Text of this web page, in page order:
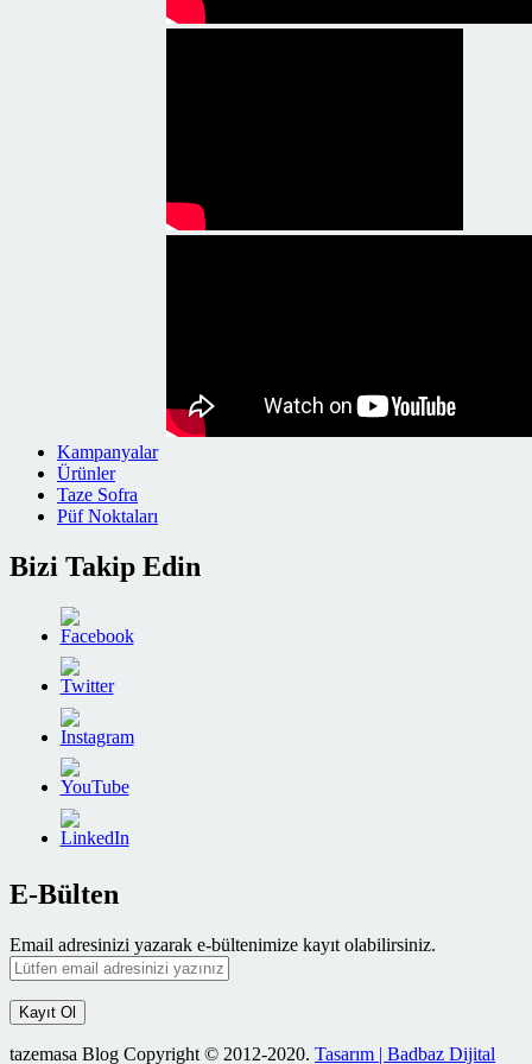
Kampanyalar
Ürünler
Taze Sofra
Püf Noktaları
Bizi Takip Edin
E-Bülten
Email adresinizi yazarak e-bültenimize kayıt olabilirsiniz.
tazemasa Blog Copyright © 2012-2020. Tasarım | Badbaz Dijital